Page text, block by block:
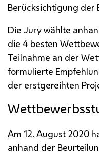
Berücksichtigung der
Die Jury wählte
die 4 besten
Teilnahme an der
formulierte
der erstgereihten
Am 12. August 2020
anhand der